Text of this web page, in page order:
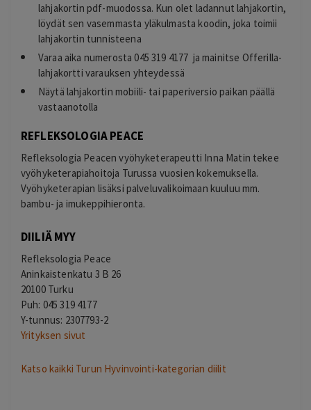
lahjakortin pdf-muodossa. Kun olet ladannut lahjakortin,
löydät sen vasemmasta yläkulmasta koodin, joka toimii
lahjakortin tunnisteena
Varaa aika numerosta 045 319 4177 ja mainitse Offerilla-
lahjakortti varauksen yhteydessä
Näytä lahjakortin mobiili- tai paperiversio paikan päällä
vastaanotolla
REFLEKSOLOGIA PEACE
Refleksologia Peacen vyöhyketerapeutti Inna Matin tekee
vyöhyketerapiahoitoja Turussa vuosien kokemuksella.
Vyöhyketerapian lisäksi palveluvalikoimaan kuuluu mm.
bambu- ja imukeppihieronta.
DIILIÄ MYY
Refleksologia Peace
Aninkaistenkatu 3 B 26
20100 Turku
Puh: 045 319 4177
Y-tunnus: 2307793-2
Yrityksen sivut
Katso kaikki Turun Hyvinvointi-kategorian diilit